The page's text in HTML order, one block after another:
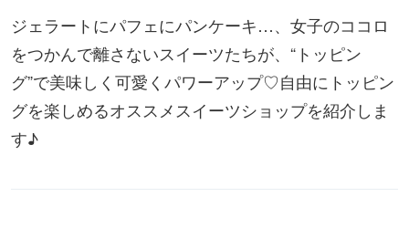
ジェラートにパフェにパンケーキ…、女子のココロ
をつかんで離さないスイーツたちが、“トッピン
グ”で美味しく可愛くパワーアップ♡自由にトッピン
グを楽しめるオススメスイーツショップを紹介しま
す♪